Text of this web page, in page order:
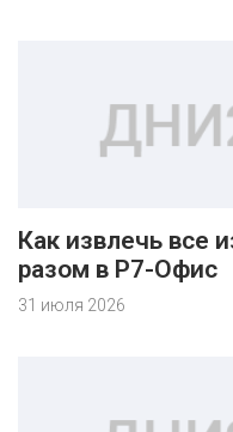
Как извлечь все
разом в Р7-Офис
31 июля 2026